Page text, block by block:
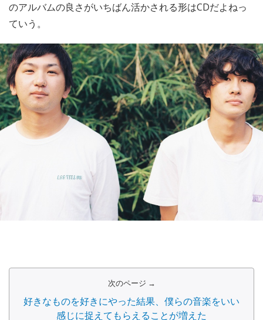
のアルバムの良さがいちばん活かされる形はCDだよねっ
ていう。
次のページ →
好きなものを好きにやった結果、僕らの音楽をいい
感じに捉えてもらえることが増えた